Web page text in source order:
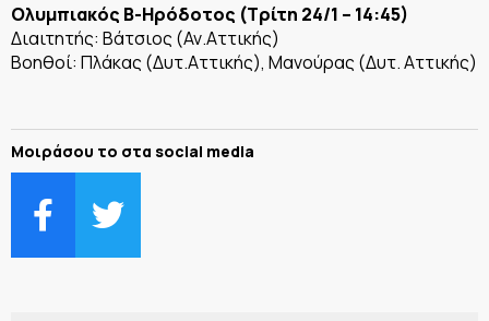
Ολυμπιακός Β-Ηρόδοτος (Τρίτη 24/1 – 14:45)
Διαιτητής: Βάτσιος (Αν.Αττικής)
Βοηθοί: Πλάκας (Δυτ.Αττικής), Μανούρας (Δυτ. Αττικής)
Μοιράσου το στα social media